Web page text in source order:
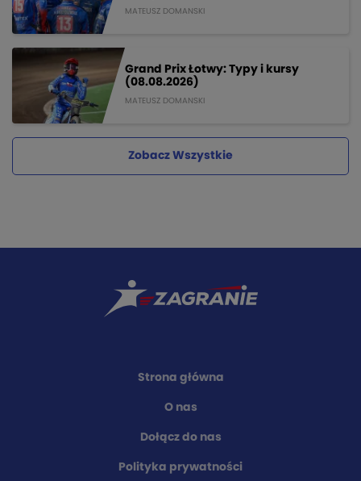
MATEUSZ DOMANSKI
Grand Prix Łotwy: Typy i kursy
(08.08.2026)
MATEUSZ DOMANSKI
Zobacz Wszystkie
Strona główna
O nas
Dołącz do nas
Polityka prywatności